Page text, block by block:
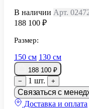
В наличии Арт.
188 100 ₽
Размер:
150 см 130 см
188 100 ₽
−
1 шт. +
Связаться с
Доставка и оплата